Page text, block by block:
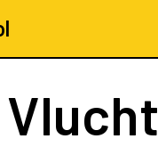
Vlucht